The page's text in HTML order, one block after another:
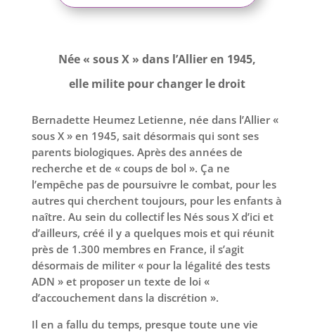
Née « sous X » dans l’Allier en 1945,
elle milite pour changer le droit
Bernadette Heumez Letienne, née dans l’Allier «
sous X » en 1945, sait désormais qui sont ses
parents biologiques. Après des années de
recherche et de « coups de bol ». Ça ne
l’empêche pas de poursuivre le combat, pour les
autres qui cherchent toujours, pour les enfants à
naître. Au sein du collectif les Nés sous X d’ici et
d’ailleurs, créé il y a quelques mois et qui réunit
près de 1.300 membres en France, il s’agit
désormais de militer « pour la légalité des tests
ADN » et proposer un texte de loi «
d’accouchement dans la discrétion ».
Il en a fallu du temps, presque toute une vie